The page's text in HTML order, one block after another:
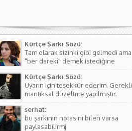
Kürtçe Şarkı Sözü:
Tam olarak sizinki gibi gelmedi ama
"ber darekî" demek istediğine
düzeltmede bulundum. Teşkkürler
Kürtçe Şarkı Sözü:
Uyarın için teşekkür ederim. Gerekli
mantıksal düzeltme yapılmıştır.
serhat:
bu şarkının notasini bilen varsa
paylasabilirmj